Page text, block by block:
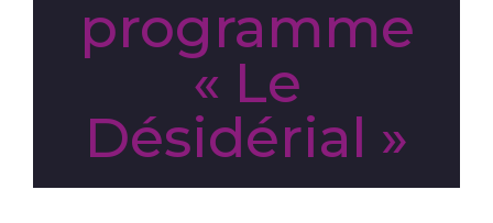
programme
« Le
Désidérial »